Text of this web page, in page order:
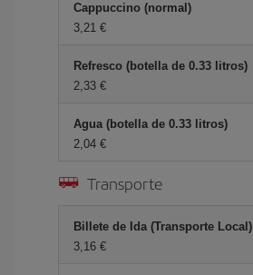
Cappuccino (normal)
3,21 €
Refresco (botella de 0.33 litros)
2,33 €
Agua (botella de 0.33 litros)
2,04 €
Transporte
Billete de Ida (Transporte Local)
3,16 €